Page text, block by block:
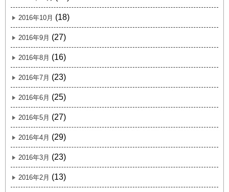
2016年10月 (18)
2016年9月 (27)
2016年8月 (16)
2016年7月 (23)
2016年6月 (25)
2016年5月 (27)
2016年4月 (29)
2016年3月 (23)
2016年2月 (13)